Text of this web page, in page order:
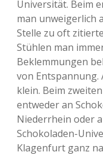
Universität. Beim
man unweigerlich
Stelle zu oft
Stühlen man
Beklemmungen
von Entspannung.
klein. Beim
entweder an
Niederrhein oder
Schokoladen-
Klagenfurt ganz